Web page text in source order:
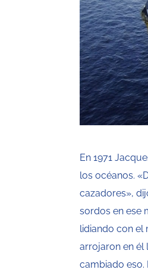
En 1971
los océanos.
cazadores»,
sordos en ese
lidiando con el
arrojaron en él
cambiado eso.